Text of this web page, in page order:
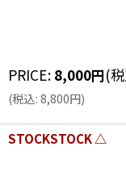
PRICE: 8,000円(
(税込: 8,800円)
STOCKSTOCK △